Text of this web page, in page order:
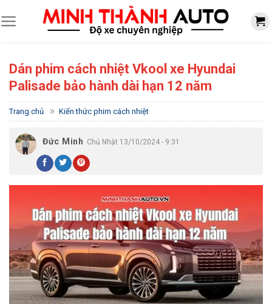
to
Dán phim cách nhiệt Vkool xe Hyundai
Palisade bảo hành dài hạn 12 năm
Trang chủ » Kiến thức phim cách nhiệt
Đức Minh Chủ Nhật 13/10/2024 - 9:31